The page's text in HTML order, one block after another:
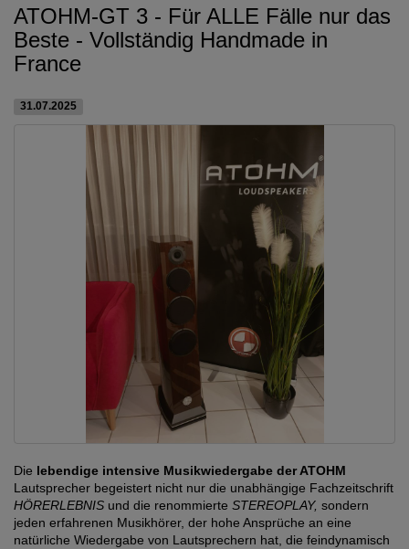
ATOHM-GT 3 - Für ALLE Fälle nur das
Beste - Vollständig Handmade in
France
31.07.2025
Die lebendige intensive Musikwiedergabe der ATOHM
Lautsprecher begeistert nicht nur die unabhängige Fachzeitschrift
HÖRERLEBNIS und die renommierte STEREOPLAY, sondern
jeden erfahrenen Musikhörer, der hohe Ansprüche an eine
natürliche Wiedergabe von Lautsprechern hat, die feindynamisch